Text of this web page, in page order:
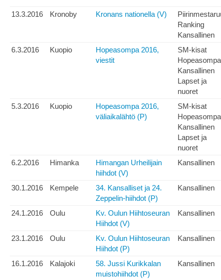
13.3.2016 Kronoby Kronans nationella (V)
Ranking
Kansallinen
6.3.2016
Kuopio
Hopeasompa 2016,
viestit
SM-kisat
Hopeasompa
Kansallinen
Lapset ja
nuoret
5.3.2016
Kuopio
Hopeasompa 2016,
väliaikalähtö (P)
SM-kisat
Hopeasompa
Kansallinen
Lapset ja
nuoret
6.2.2016
Himanka
Himangan Urheilijain
hiihdot (V)
Kansallinen
30.1.2016 Kempele
34. Kansalliset ja 24.
Zeppelin-hiihdot (P)
Kansallinen
24.1.2016 Oulu
Kv. Oulun Hiihtoseuran
Hiihdot (V)
Kansallinen
23.1.2016 Oulu
Kv. Oulun Hiihtoseuran
Hiihdot (P)
Kansallinen
16.1.2016 Kalajoki
58. Jussi Kurikkalan
muistohiihdot (P)
Kansallinen